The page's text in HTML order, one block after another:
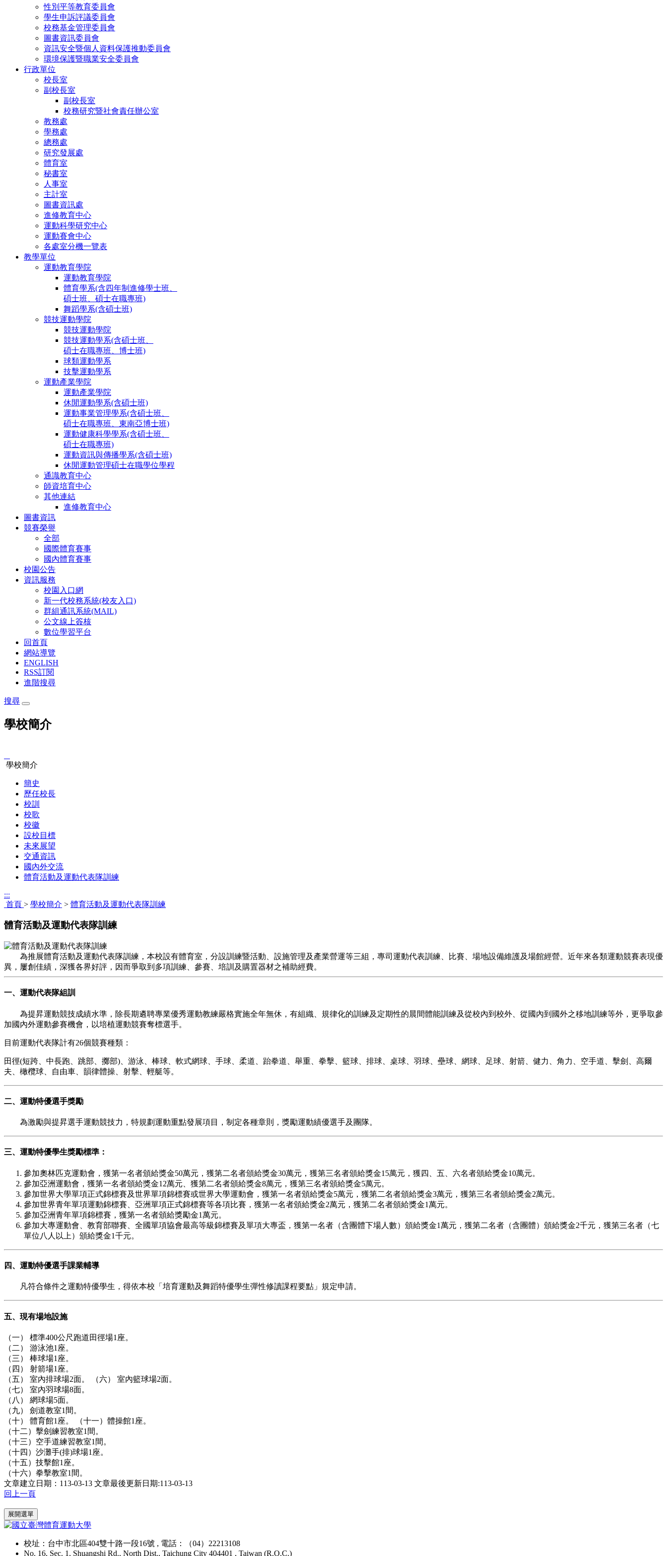
性別平等教育委員會
學生申訴評議委員會
校務基金管理委員會
圖書資訊委員會
資訊安全暨個人資料保護推動委員會
環境保護暨職業安全委員會
行政單位
校長室
副校長室
副校長室
校務研究暨社會責任辦公室
教務處
學務處
總務處
研究發展處
體育室
秘書室
人事室
主計室
圖書資訊處
進修教育中心
運動科學研究中心
運動賽會中心
各處室分機一覽表
教學單位
運動教育學院
運動教育學院
體育學系(含四年制進修學士班、
碩士班、碩士在職專班)
舞蹈學系(含碩士班)
競技運動學院
競技運動學院
競技運動學系(含碩士班、
碩士在職專班、博士班)
球類運動學系
技擊運動學系
運動產業學院
運動產業學院
休閒運動學系(含碩士班)
運動事業管理學系(含碩士班、
碩士在職專班、東南亞博士班)
運動健康科學學系(含碩士班、
碩士在職專班)
運動資訊與傳播學系(含碩士班)
休閒運動管理碩士在職學位學程
通識教育中心
師資培育中心
其他連結
進修教育中心
圖書資訊
競賽榮譽
全部
國際體育賽事
國內體育賽事
校園公告
資訊服務
校園入口網
新一代校務系統(校友入口)
群組通訊系統(MAIL)
公文線上簽核
數位學習平台
回首頁
網站導覽
ENGLISH
RSS訂閱
進階搜尋
搜尋
學校簡介
學校簡介
簡史
歷任校長
校訓
校歌
校徽
設校目標
未來展望
交通資訊
國內外交流
體育活動及運動代表隊訓練
:::
首頁 > 學校簡介 > 體育活動及運動代表隊訓練
體育活動及運動代表隊訓練
為推展體育活動及運動代表隊訓練，本校設有體育室，分設訓練暨活動、設施管理及產業營運等三組，專司運動代表訓練、比賽、場地設備維護及場館經營。近年來各類運動競賽表現優
異，屢創佳績，深獲各界好評，因而爭取到多項訓練、參賽、培訓及購置器材之補助經費。
一、運動代表隊組訓
為提昇運動競技成績水準，除長期遴聘專業優秀運動教練嚴格實施全年無休，有組織、規律化的訓練及定期性的晨間體能訓練及從校內到校外、從國內到國外之移地訓練等外，更爭取參
加國內外運動參賽機會，以培植運動競賽奪標選手。
目前運動代表隊計有26個競賽種類：
田徑(短跨、中長跑、跳部、擲部)、游泳、棒球、軟式網球、手球、柔道、跆拳道、舉重、拳擊、籃球、排球、桌球、羽球、壘球、網球、足球、射箭、健力、角力、空手道、擊劍、高爾
夫、橄欖球、自由車、韻律體操、射擊、輕艇等。
二、運動特優選手獎勵
為激勵與提昇選手運動競技力，特規劃運動重點發展項目，制定各種章則，獎勵運動績優選手及團隊。
三、運動特優學生獎勵標準：
參加奧林匹克運動會，獲第一名者頒給獎金50萬元，獲第二名者頒給獎金30萬元，獲第三名者頒給獎金15萬元，獲四、五、六名者頒給獎金10萬元。
參加亞洲運動會，獲第一名者頒給獎金12萬元、獲第二名者頒給獎金8萬元，獲第三名者頒給獎金5萬元。
參加世界大學單項正式錦標賽及世界單項錦標賽或世界大學運動會，獲第一名者頒給獎金5萬元，獲第二名者頒給獎金3萬元，獲第三名者頒給獎金2萬元。
參加世界青年單項運動錦標賽、亞洲單項正式錦標賽等各項比賽，獲第一名者頒給獎金2萬元，獲第二名者頒給獎金1萬元。
參加亞洲青年單項錦標賽，獲第一名者頒給獎勵金1萬元。
參加大專運動會、教育部聯賽、全國單項協會最高等級錦標賽及單項大專盃，獲第一名者（含團體下場人數）頒給獎金1萬元，獲第二名者（含團體）頒給獎金2千元，獲第三名者（七
單位八人以上）頒給獎金1千元。
四、運動特優選手課業輔導
凡符合條件之運動特優學生，得依本校「培育運動及舞蹈特優學生彈性修讀課程要點」規定申請。
五、現有場地設施
（一） 標準400公尺跑道田徑場1座。
（二） 游泳池1座。
（三） 棒球場1座。
（四） 射箭場1座。
（五） 室內排球場2面。 （六） 室內籃球場2面。
（七） 室內羽球場8面。
（八） 網球場5面。
（九） 劍道教室1間。
（十） 體育館1座。 （十一）體操館1座。
（十二）擊劍練習教室1間。
（十三）空手道練習教室1間。
（十四）沙灘手(排)球場1座。
（十五）技擊館1座。
（十六）拳擊教室1間。
文章建立日期：113-03-13 文章最後更新日期:113-03-13
回上一頁
展開選單
校址：台中市北區404雙十路一段16號 , 電話：（04）22213108
No. 16, Sec. 1, Shuangshi Rd., North Dist., Taichung City 404401 , Taiwan (R.O.C.)